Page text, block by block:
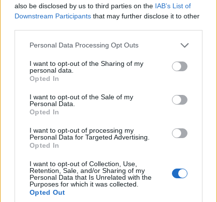
also be disclosed by us to third parties on the IAB’s List of
Downstream Participants that may further disclose it to other
Please note that this website/app uses one or more Google
not limited to your visit or usage behaviour. You may click to
grant or deny consent to Google and its third-party tags to
use your data for below specified purposes in below Google
consent section.
Personal Data Processing Opt Outs
I want to opt-out of the Sharing of my
personal data.
Opted In
I want to opt-out of the Sale of my
Personal Data.
Opted In
I want to opt-out of processing my
Personal Data for Targeted Advertising.
Opted In
I want to opt-out of Collection, Use,
Retention, Sale, and/or Sharing of my
Personal Data that Is Unrelated with the
Purposes for which it was collected.
Opted Out